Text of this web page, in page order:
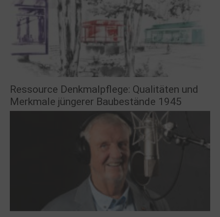
Ressource Denkmalpflege: Qualitäten und
Merkmale jüngerer Baubestände 1945